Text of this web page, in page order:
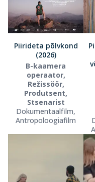
Piirideta põlvkond
(2026)
B-kaamera
operaator,
Režissöör,
Produtsent,
Stsenarist
Dokumentaalfilm,
Antropoloogiafilm